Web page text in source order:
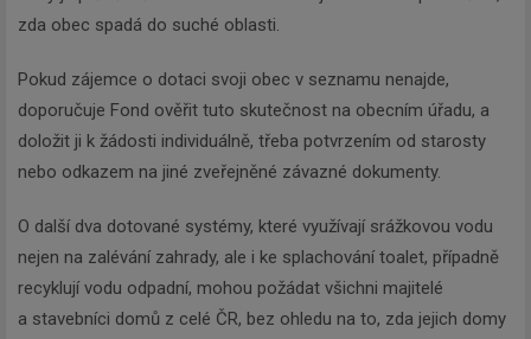
zda obec spadá do suché oblasti.
Pokud zájemce o dotaci svoji obec v seznamu nenajde,
doporučuje Fond ověřit tuto skutečnost na obecním úřadu, a
doložit ji k žádosti individuálně, třeba potvrzením od starosty
nebo odkazem na jiné zveřejněné závazné dokumenty.
O další dva dotované systémy, které využívají srážkovou vodu
nejen na zalévání zahrady, ale i ke splachování toalet, případně
recyklují vodu odpadní, mohou požádat všichni majitelé
a stavebníci domů z celé ČR, bez ohledu na to, zda jejich domy